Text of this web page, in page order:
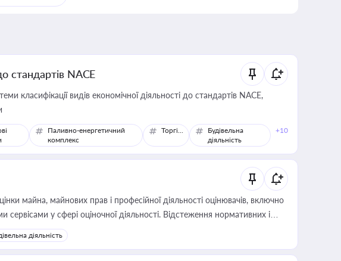
стандартів NACE
класифікації видів економічної діяльності до стандартів NACE,
Паливно-енергетичний
комплекс
Торгівля
Будівельна
діяльність
+10
майна, майнових прав і професійної діяльності оцінювачів, включно
сервісами у сфері оціночної діяльності. Відстеження нормативних і
керівника, юриста або бухгалтера під час оподаткування,
угод і перевірки статусу суб'єктів оціночної діяльності
діяльність